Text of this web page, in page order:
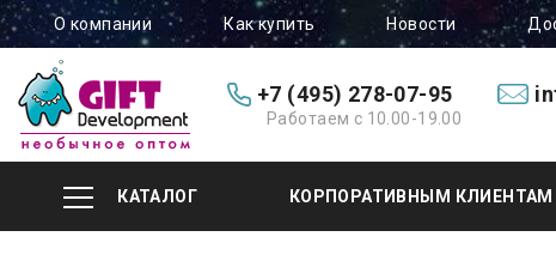
О компании Как купить Новости
+7 (495) 278-07-95
Работаем с 10.00-19.00
КАТАЛОГ КОРПОРАТИВНЫМ КЛИЕНТАМ